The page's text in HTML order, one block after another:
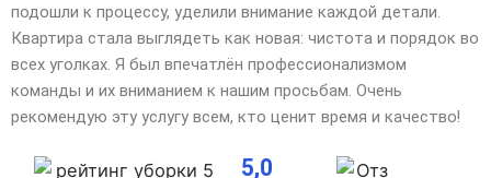
подошли к процессу, уделили внимание каждой детали.
Квартира стала выглядеть как новая: чистота и порядок во
всех уголках. Я был впечатлён профессионализмом
команды и их вниманием к нашим просьбам. Очень
рекомендую эту услугу всем, кто ценит время и качество!
5,0